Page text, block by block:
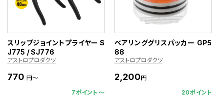
スリップジョイントプライヤー S
J775 / SJ776
アストロプロダクツ
770 円～
7ポイント 〜
ベアリンググリスパッカー GP5
88
アストロプロダクツ
2,200円
20ポイント